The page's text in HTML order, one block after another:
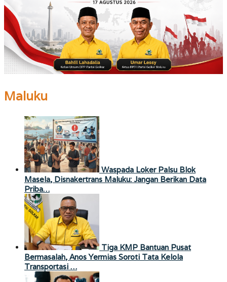
Maluku
Waspada Loker Palsu Blok
Masela, Disnakertrans Maluku: Jangan Berikan Data
Priba…
Tiga KMP Bantuan Pusat
Bermasalah, Anos Yermias Soroti Tata Kelola
Transportasi …